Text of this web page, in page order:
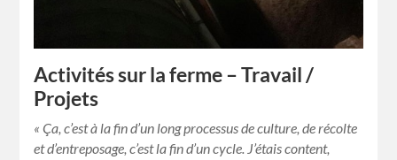
Activités sur la ferme – Travail /
Projets
« Ça, c’est à la fin d’un long processus de culture, de récolte
et d’entreposage, c’est la fin d’un cycle. J’étais content,